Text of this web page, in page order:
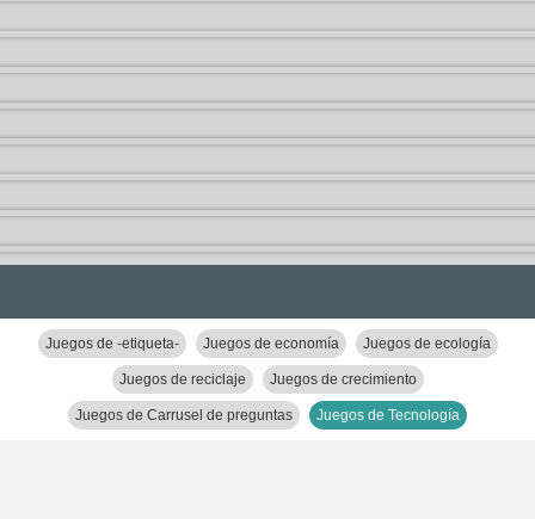
Juegos de -etiqueta- Juegos de economía Juegos de ecología
Juegos de reciclaje Juegos de crecimiento
Juegos de Carrusel de preguntas Juegos de Tecnología